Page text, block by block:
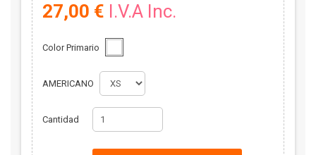
27,00 € I.V.A Inc.
Color Primario
AMERICANO
Cantidad